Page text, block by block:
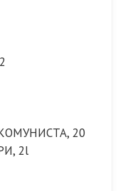
20
2l